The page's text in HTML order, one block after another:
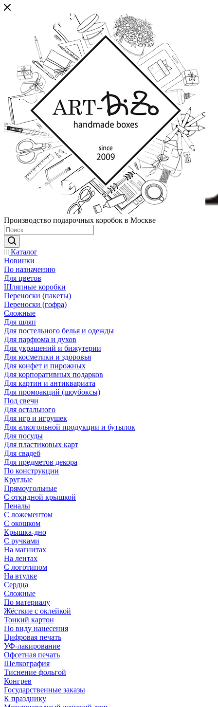
Производство подарочных коробок в Москве
Каталог
Новинки
По назначению
Для цветов
Шляпные коробки
Переноски (пакеты)
Переноски (гофра)
Сложные
Для шляп
Для постельного белья и одежды
Для парфюма и духов
Для украшений и бижутерии
Для косметики и здоровья
Для конфет и пирожных
Для корпоративных подарков
Для картин и антиквариата
Для промоакций (шоубоксы)
Под свечи
Для остального
Для игр и игрушек
Для алкогольной продукции и бутылок
Для посуды
Для пластиковых карт
Для свадеб
Для предметов декора
По конструкции
Круглые
Прямоугольные
С откидной крышкой
Пеналы
С ложементом
С окошком
Крышка-дно
С ручками
На магнитах
На лентах
С логотипом
На втулке
Сердца
Сложные
По материалу
Жёсткие с оклейкой
Тонкий картон
По виду нанесения
Цифровая печать
УФ-лакирование
Офсетная печать
Шелкография
Тиснение фольгой
Конгрев
Государственные заказы
К празднику